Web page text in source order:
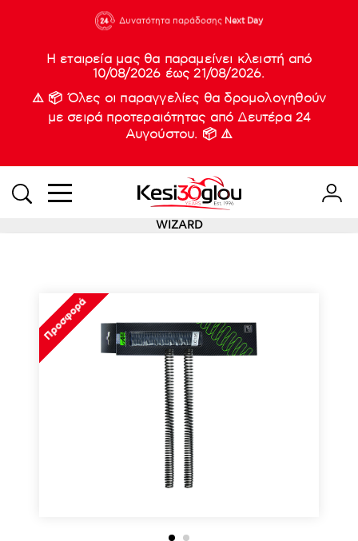
210 88 21
933
Δυνατότητα παράδοσης Next Day
Νέες
Η εταιρεία μας θα παραμείνει κλειστή από
10/08/2026 έως 21/08/2026.
⚠️ 📦 Όλες οι παραγγελίες θα δρομολογηθούν
με σειρά προτεραιότητας από Δευτέρα 24
Αυγούστου. 📦 ⚠️
WIZARD
Προσφορά